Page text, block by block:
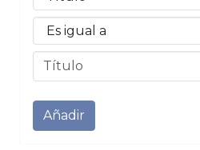
Operadores
Enviar
Añadir